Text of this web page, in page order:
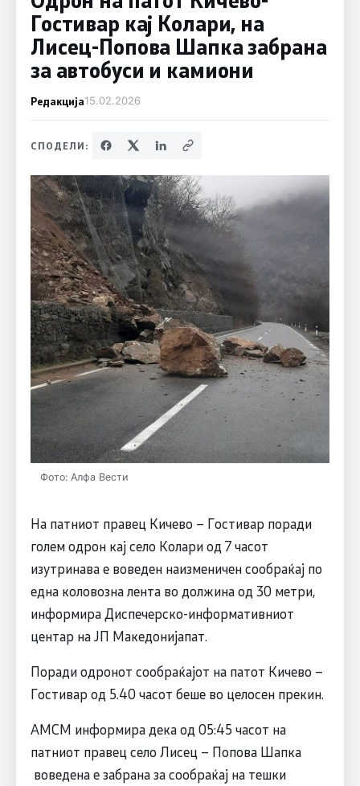
Гостивар кај Колари, на
Лисец-Попова Шапка забрана
за автобуси и камиони
Редакција15.02.2026
СПОДЕЛИ:
Фото: Алфа Вести
На патниот правец Кичево – Гостивар поради
голем одрон кај село Колари од 7 часот
изутринава е воведен наизменичен сообраќај по
една коловозна лента во должина од 30 метри,
информира Диспечерско-информативниот
центар на ЈП Македонијапат.
Поради одронот сообраќајот на патот Кичево –
Гостивар од 5.40 часот беше во целосен прекин.
АМСМ информира дека од 05:45 часот на
патниот правец село Лисец – Попова Шапка
воведена е забрана за сообраќај на тешки